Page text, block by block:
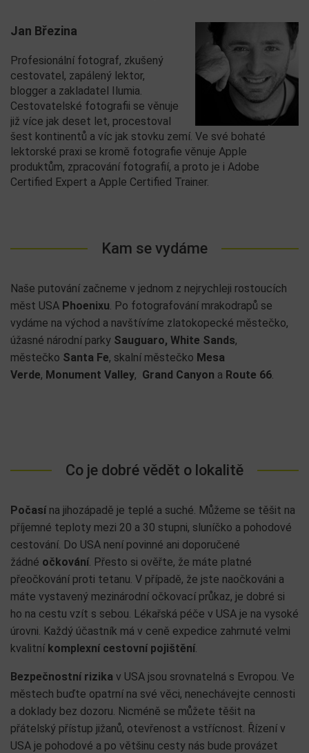
Jan Březina
Profesionální fotograf, zkušený
cestovatel, zapálený lektor,
blogger a zakladatel Ilumia.
Cestovatelské fotografii se věnuje
již více jak deset let, procestoval
šest kontinentů a víc jak stovku zemí. Ve své bohaté
lektorské praxi se kromě fotografie věnuje Apple
produktům, zpracování fotografií, a proto je i Adobe
Certified Expert a Apple Certified Trainer.
Kam se vydáme
Naše putování začneme v jednom z nejrychleji rostoucích
měst USA Phoenixu . Po fotografování mrakodrapů se
vydáme na východ a navštívíme zlatokopecké městečko,
úžasné národní parky Sauguaro, White Sands,
městečko Santa Fe, skalní městečko Mesa
Verde, Monument Valley, Grand Canyon a Route 66
Co je dobré vědět o lokalitě
Počasína jihozápadě je teplé a suché. Můžeme se těšit na
příjemné teploty mezi 20 a 30 stupni, sluníčko a pohodové
cestování. Do USA není povinné ani doporučené
žádné očkování. Přesto si ověřte, že máte platné
přeočkování proti tetanu. V případě, že jste naočkováni a
máte vystavený mezinárodní očkovací průkaz, je dobré si
ho na cestu vzít s sebou. Lékařská péče v USA je na vysoké
úrovni. Každý účastník má v ceně expedice zahrnuté velmi
kvalitní komplexní cestovní pojištění.
Bezpečnostní rizika v USA jsou srovnatelná s Evropou. Ve
městech buďte opatrní na své věci, nenechávejte cennosti
a doklady bez dozoru. Nicméně se můžete těšit na
přátelský přístup jižanů, otevřenost a vstřícnost. Řízení v
USA je pohodové a po většinu cesty nás bude provázet